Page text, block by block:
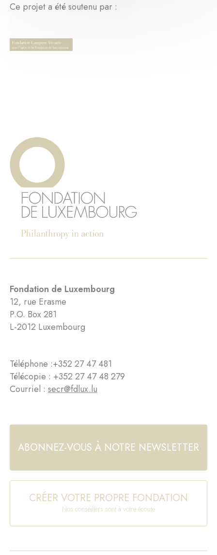
Ce projet a été soutenu par :
Fondation de Luxembourg
12, rue Erasme
P.O. Box 281
L-2012 Luxembourg
Téléphone :+352 27 47 481
Télécopie : +352 27 47 48 279
Courriel : secr@fdlux.lu
ABONNEZ-VOUS À NOTRE NEWSLETTER
CRÉER VOTRE PROPRE FONDATION
Nos conseillers sont à votre écoute